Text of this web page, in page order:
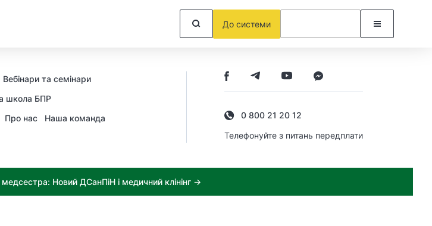
До системи
Вебінари та семінари
школа БПР
Про нас Наша команда
0 800 21 20 12
Телефонуйте з питань передплати
Новий ДСанПіН і медичний клінінг →